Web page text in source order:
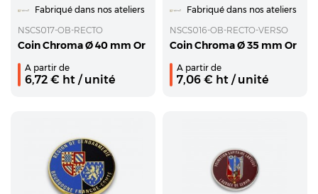
Fabriqué dans nos ateliers
NSCS017-OB-RECTO
Coin Chroma Ø 40 mm Or
A partir de
6,72 € ht / unité
Fabriqué dans nos ateliers
NSCS016-OB-RECTO-VERSO
Coin Chroma Ø 35 mm Or
A partir de
7,06 € ht / unité